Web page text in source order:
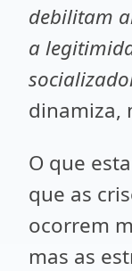
debilitam
a
dinamiza,
O que
que as
ocorrem
mas as